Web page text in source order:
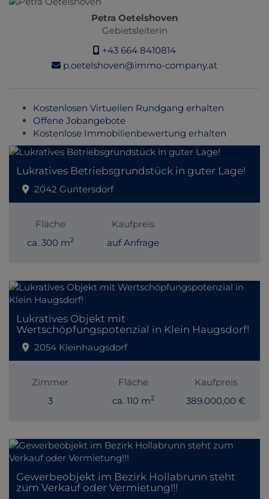
Petra Oetelshoven
Gebietsleiterin
+43 664 8410814
p.oetelshoven@immo-company.at
Kostenlosen Virtuellen Rundgang erhalten
Offene Jobangebote
Kostenlose Immobilienbewertung erhalten
Lukratives Betriebsgrundstück in guter Lage!
2042 Guntersdorf
Fläche
ca. 300 m2
Kaufpreis
auf Anfrage
Lukratives Objekt mit
Wertschöpfungspotenzial in Klein Haugsdorf!
2054 Kleinhaugsdorf
Zimmer
3
Fläche
ca. 110 m2
Kaufpreis
389.000,00 €
Gewerbeobjekt im Bezirk Hollabrunn steht
zum Verkauf oder Vermietung!!!